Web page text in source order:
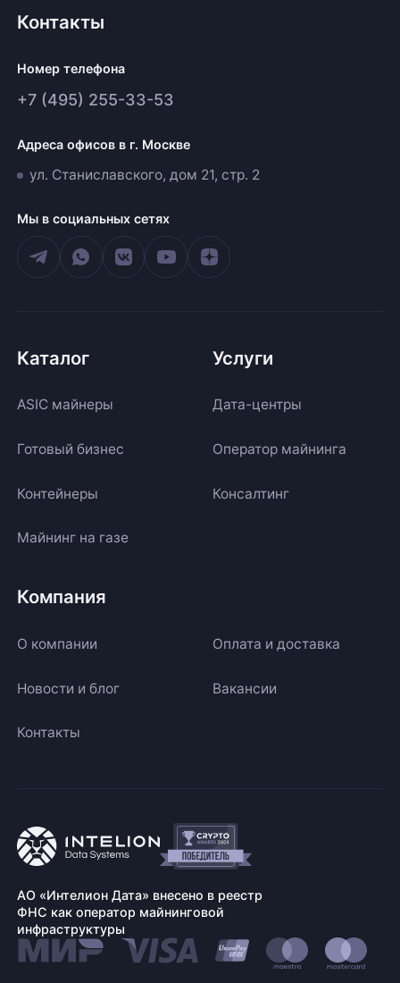
Контакты
Номер телефона
+7 (495) 255-33-53
Адреса офисов в г. Москве
ул. Станиславского, дом 21, стр. 2
Мы в социальных сетях
Каталог
ASIC майнеры
Готовый бизнес
Контейнеры
Майнинг на газе
Услуги
Дата-центры
Оператор майнинга
Консалтинг
Компания
О компании Оплата и доставка
Новости и блог Вакансии
Контакты
АО «Интелион Дата» внесено в реестр
ФНС как оператор майнинговой
инфраструктуры